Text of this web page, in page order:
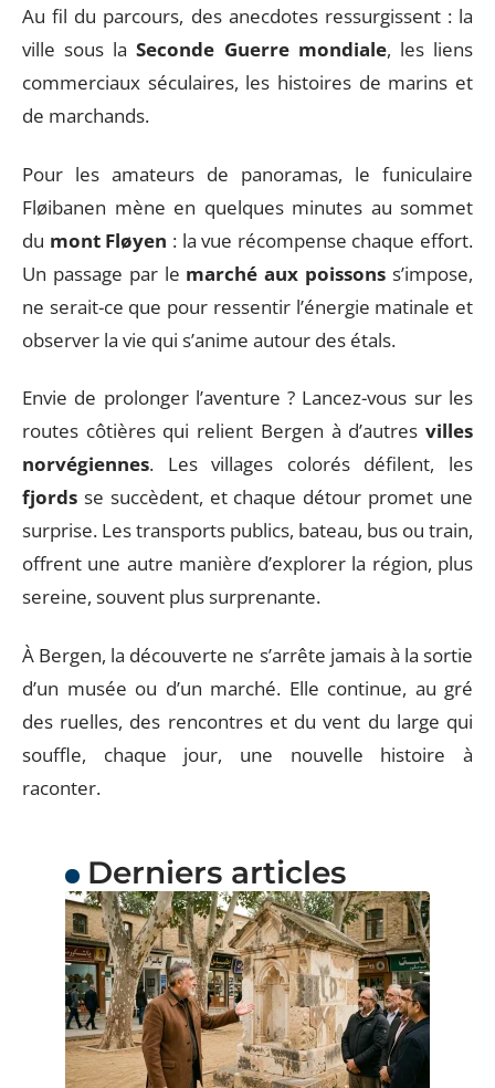
Au fil du parcours, des anecdotes ressurgissent : la
ville sous laSeconde Guerre mondiale, les liens
commerciaux séculaires, les histoires de marins et
de marchands.
Pour les amateurs de panoramas, le funiculaire
Fløibanen mène en quelques minutes au sommet
du mont Fløyen : la vue récompense chaque effort.
Un passage par le marché aux poissons s’impose,
ne serait-ce que pour ressentir l’énergie matinale et
observer la vie qui s’anime autour des étals.
Envie de prolonger l’aventure ? Lancez-vous sur les
routes côtières qui relient Bergen à d’autres villes
norvégiennes. Les villages colorés défilent, les
fjords se succèdent, et chaque détour promet une
surprise. Les transports publics, bateau, bus ou train,
offrent une autre manière d’explorer la région, plus
sereine, souvent plus surprenante.
À Bergen, la découverte ne s’arrête jamais à la sortie
d’un musée ou d’un marché. Elle continue, au gré
des ruelles, des rencontres et du vent du large qui
souffle, chaque jour, une nouvelle histoire à
raconter.
Derniers articles